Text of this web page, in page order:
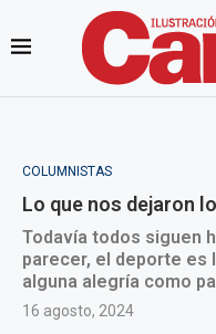
COLUMNISTAS
Lo que nos dejaron
Todavía todos siguen
parecer, el deporte es
alguna alegría como
16 agosto, 2024